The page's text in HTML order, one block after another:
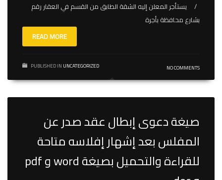
/ يستأجر المعلن إليه الشقة الطابق من القسم في العقار رقم
بشارع محافظة بأجرة
READ MORE
PUBLISHED IN UNCATEGORIZED NO COMMENTS
صيغة دعوى إبطال عقد صدر عن
المفلس بعد إشهار إفلاسه متاحة
للقراءة والتحميل بصيغة word و pdf